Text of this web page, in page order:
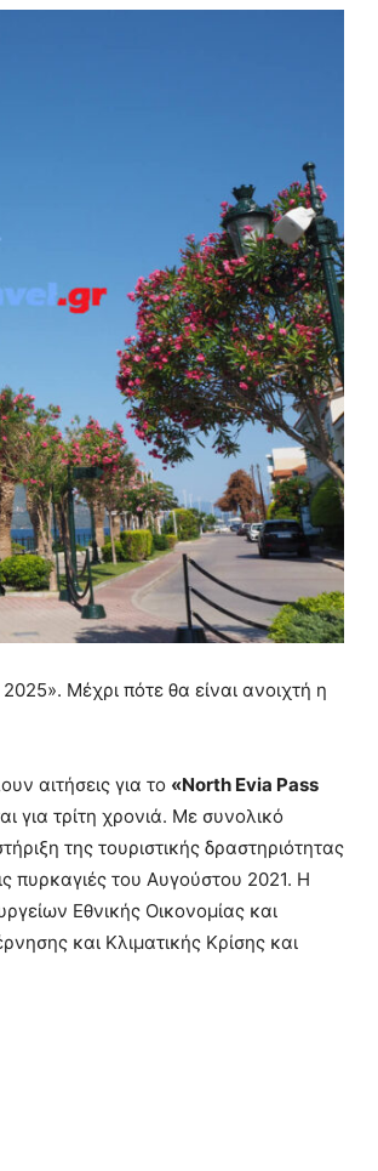
Μέχρι πότε θα είναι ανοιχτή η
αιτήσεις για το «North Evia Pass
για τρίτη χρονιά. Με συνολικό
της τουριστικής δραστηριότητας
πυρκαγιές του Αυγούστου 2021. Η
Εθνικής Οικονομίας και
και Κλιματικής Κρίσης και